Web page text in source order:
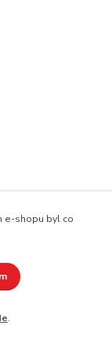
e-shopu byl co
.